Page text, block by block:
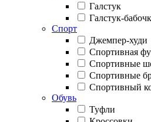
Галстук
Галстук-
Спорт
Джемпер-худи
Спортивная
Спортивные
Спортивные
Спортивный
Обувь
Туфли